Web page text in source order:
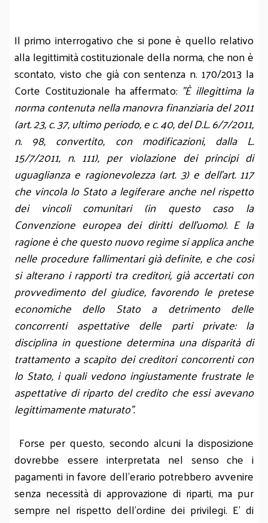
Il primo interrogativo che si pone è quello relativo
alla legittimità costituzionale della norma, che non è
scontato, visto che già con sentenza n. 170/2013 la
Corte Costituzionale ha affermato: "È illegittima la
norma contenuta nella manovra finanziaria del 2011
(art. 23, c. 37, ultimo periodo, e c. 40, delD.L. 6/7/2011,
n. 98, convertito, con modificazioni, dalla L.
15/7/2011, n. 111), per violazione dei principi di
uguaglianza e ragionevolezza (art. 3) e dell'art. 117
che vincola lo Stato a legiferare anche nel rispetto
dei vincoli comunitari (in questo caso la
Convenzione europea dei diritti dell'uomo). E la
ragione è che questo nuovo regime si applica anche
nelle procedure fallimentari già definite, e che così
si alterano i rapporti tra creditori, già accertati con
provvedimento del giudice, favorendo le pretese
economiche dello Stato a detrimento delle
concorrenti aspettative delle parti private: la
disciplina in questione determina una disparità di
trattamento a scapito dei creditori concorrenti con
lo Stato, i quali vedono ingiustamente frustrate le
aspettative di riparto del credito che essi avevano
legittimamente maturato".
Forse per questo, secondo alcuni la disposizione
dovrebbe essere interpretata nel senso che i
pagamenti in favore dell'erario potrebbero avvenire
senza necessità di approvazione di riparti, ma pur
sempre nel rispetto dell'ordine dei privilegi. E' di